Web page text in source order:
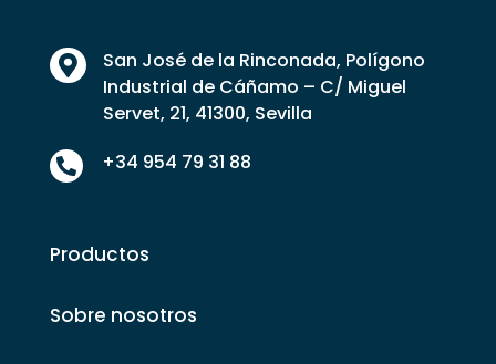

San José de la Rinconada, Polígono
Industrial de Cáñamo – C/ Miguel
Servet, 21, 41300, Sevilla
 +34 954 79 31 88
Productos
Sobre nosotros